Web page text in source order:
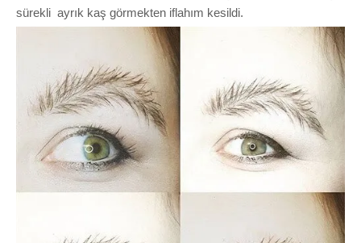
sürekli ayrık kaş görmekten iflahım kesildi.